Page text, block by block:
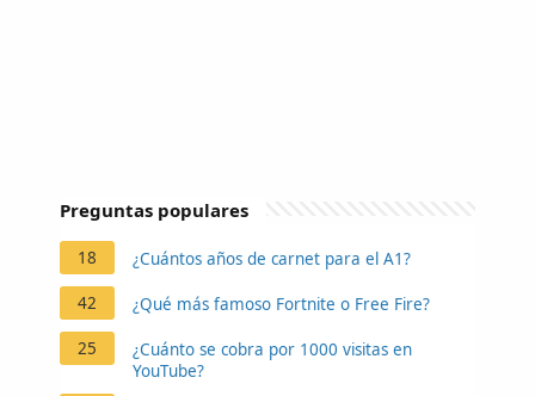
Preguntas populares
18 ¿Cuántos años de carnet para el A1?
42 ¿Qué más famoso Fortnite o Free Fire?
25
¿Cuánto se cobra por 1000 visitas en
YouTube?